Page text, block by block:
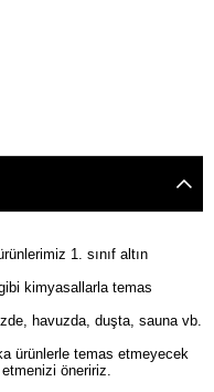
1. sınıf altın
kimyasallarla temas
havuzda, duşta, sauna vb.
ürünlerle temas etmeyecek
öneririz.